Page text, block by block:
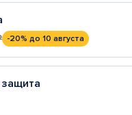
-20% до 10 августа